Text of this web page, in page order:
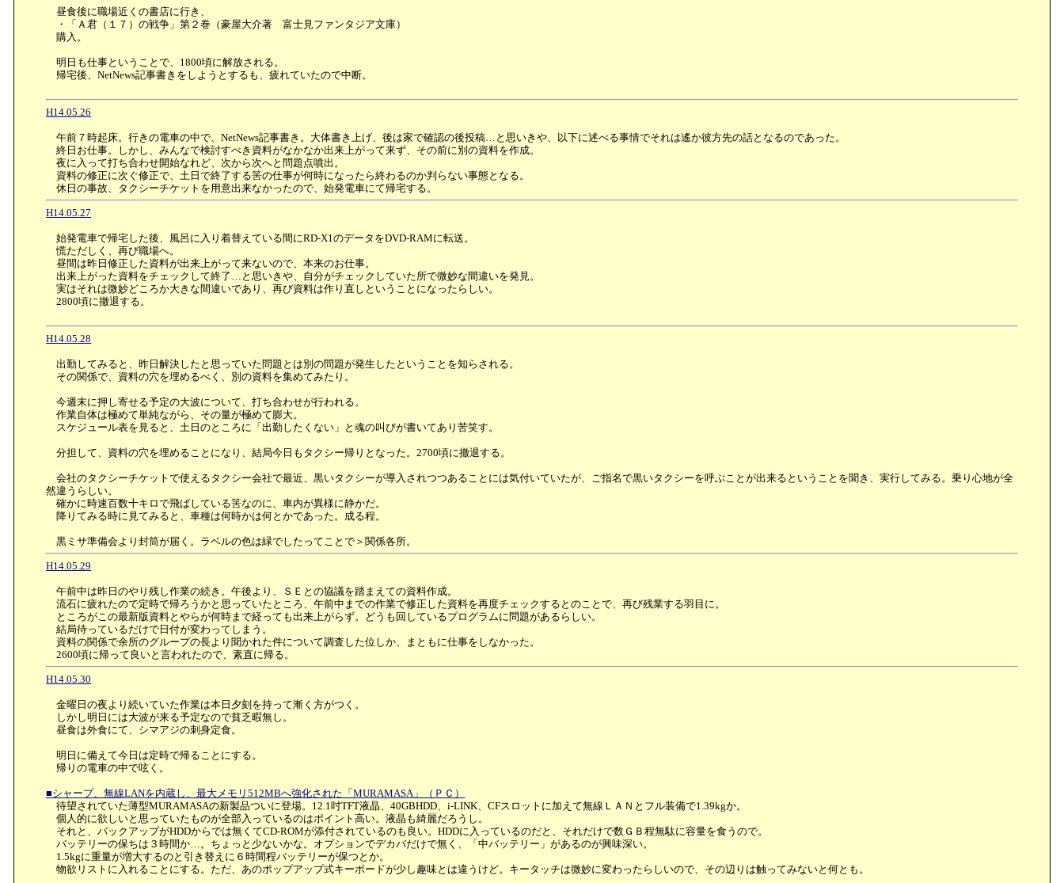
昼食後に職場近くの書店に行き、
・「Ａ君（１７）の戦争」第２巻（豪屋大介著 富士見ファンタジア文庫）
購入。
明日も仕事ということで、1800頃に解放される。
帰宅後、NetNews記事書きをしようとするも、疲れていたので中断。
H14.05.26
午前７時起床。行きの電車の中で、NetNews記事書き。大体書き上げ、後は家で確認の後投稿…と思いきや、以下に述べる事情でそれは遙か彼方先の話となるのであった。
終日お仕事。しかし、みんなで検討すべき資料がなかなか出来上がって来ず、その前に別の資料を作成。
夜に入って打ち合わせ開始なれど、次から次へと問題点噴出。
資料の修正に次ぐ修正で、土日で終了する筈の仕事が何時になったら終わるのか判らない事態となる。
休日の事故、タクシーチケットを用意出来なかったので、始発電車にて帰宅する。
H14.05.27
始発電車で帰宅した後、風呂に入り着替えている間にRD-X1のデータをDVD-RAMに転送。
慌ただしく、再び職場へ。
昼間は昨日修正した資料が出来上がって来ないので、本来のお仕事。
出来上がった資料をチェックして終了…と思いきや、自分がチェックしていた所で微妙な間違いを発見。
実はそれは微妙どころか大きな間違いであり、再び資料は作り直しということになったらしい。
2800頃に撤退する。
H14.05.28
出勤してみると、昨日解決したと思っていた問題とは別の問題が発生したということを知らされる。
その関係で、資料の穴を埋めるべく、別の資料を集めてみたり。
今週末に押し寄せる予定の大波について、打ち合わせが行われる。
作業自体は極めて単純ながら、その量が極めて膨大。
スケジュール表を見ると、土日のところに「出勤したくない」と魂の叫びが書いてあり苦笑す。
分担して、資料の穴を埋めることになり、結局今日もタクシー帰りとなった。2700頃に撤退する。
会社のタクシーチケットで使えるタクシー会社で最近、黒いタクシーが導入されつつあることには気付いていたが、ご指名で黒いタクシーを呼ぶことが出来るということを聞き、実行してみる。乗り心地が全
然違うらしい。
確かに時速百数十キロで飛ばしている筈なのに、車内が異様に静かだ。
降りてみる時に見てみると、車種は何時かは何とかであった。成る程。
黒ミサ準備会より封筒が届く。ラベルの色は緑でしたってことで＞関係各所。
H14.05.29
午前中は昨日のやり残し作業の続き。午後より、ＳＥとの協議を踏まえての資料作成。
流石に疲れたので定時で帰ろうかと思っていたところ、午前中までの作業で修正した資料を再度チェックするとのことで、再び残業する羽目に。
ところがこの最新版資料とやらが何時まで経っても出来上がらず。どうも回しているプログラムに問題があるらしい。
結局待っているだけで日付が変わってしまう。
資料の関係で余所のグループの長より聞かれた件について調査した位しか、まともに仕事をしなかった。
2600頃に帰って良いと言われたので、素直に帰る。
H14.05.30
金曜日の夜より続いていた作業は本日夕刻を持って漸く方がつく。
しかし明日には大波が来る予定なので貧乏暇無し。
昼食は外食にて、シマアジの刺身定食。
明日に備えて今日は定時で帰ることにする。
帰りの電車の中で呟く。
■シャープ、無線LANを内蔵し、最大メモリ512MBへ強化された「MURAMASA」（ＰＣ）
待望されていた薄型MURAMASAの新製品ついに登場。12.1吋TFT液晶、40GBHDD、i-LINK、CFスロットに加えて無線ＬＡＮとフル装備で1.39kgか。
個人的に欲しいと思っていたものが全部入っているのはポイント高い。液晶も綺麗だろうし。
それと、バックアップがHDDからでは無くてCD-ROMが添付されているのも良い。HDDに入っているのだと、それだけで数ＧＢ程無駄に容量を食うので。
バッテリーの保ちは３時間か…。ちょっと少ないかな。オプションでデカバだけで無く、「中バッテリー」があるのが興味深い。
1.5kgに重量が増大するのと引き替えに６時間程バッテリーが保つとか。
物欲リストに入れることにする。ただ、あのポップアップ式キーボードが少し趣味とは違うけど。キータッチは微妙に変わったらしいので、その辺りは触ってみないと何とも。